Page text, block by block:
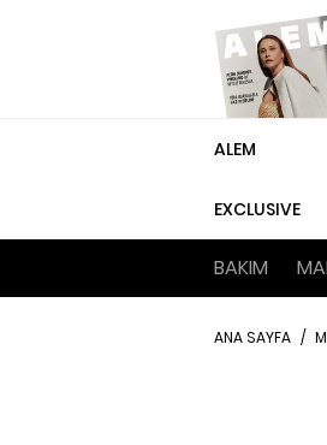
ALEM
EXCLUSIVE
BAKIM
ANA SAYFA /